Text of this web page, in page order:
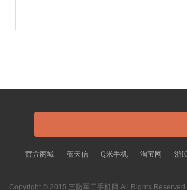
官方商城 蓝天信 Q米手机 淘宝网 浙
Copyright © 2015 三防军工手机网 All Rights Reserved